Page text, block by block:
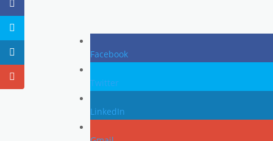
Facebook
Twitter
LinkedIn